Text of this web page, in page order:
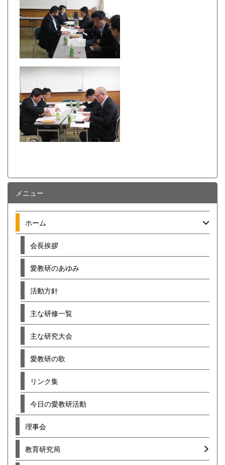
メニュー
ホーム
会長挨拶
愛教研のあゆみ
活動方針
主な研修一覧
主な研究大会
愛教研の歌
リンク集
今日の愛教研活動
理事会
教育研究局